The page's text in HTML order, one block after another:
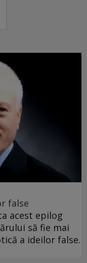
false
acest epilog
să fie mai
a ideilor false.